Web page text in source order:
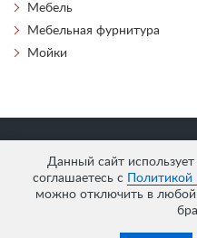
Данный сайт
соглашаетесь с
можно отключить в любой
Мебель
Мебельная фурнитура
Мойки